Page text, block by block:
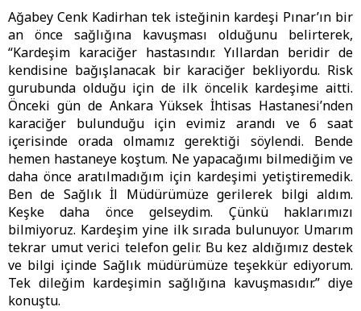
Ağabey Cenk Kadirhan tek isteğinin kardeşi Pınar’ın bir
an önce sağlığına kavuşması olduğunu belirterek,
“Kardeşim karaciğer hastasındır. Yıllardan beridir de
kendisine bağışlanacak bir karaciğer bekliyordu. Risk
gurubunda olduğu için de ilk öncelik kardeşime aitti.
Önceki gün de Ankara Yüksek İhtisas Hastanesi’nden
karaciğer bulunduğu için evimiz arandı ve 6 saat
içerisinde orada olmamız gerektiği söylendi. Bende
hemen hastaneye koştum. Ne yapacağımı bilmediğim ve
daha önce aratılmadığım için kardeşimi yetiştiremedik.
Ben de Sağlık İl Müdürümüze gerilerek bilgi aldım.
Keşke daha önce gelseydim. Çünkü haklarımızı
bilmiyoruz. Kardeşim yine ilk sırada bulunuyor. Umarım
tekrar umut verici telefon gelir. Bu kez aldığımız destek
ve bilgi içinde Sağlık müdürümüze teşekkür ediyorum.
Tek dileğim kardeşimin sağlığına kavuşmasıdır.” diye
konuştu.